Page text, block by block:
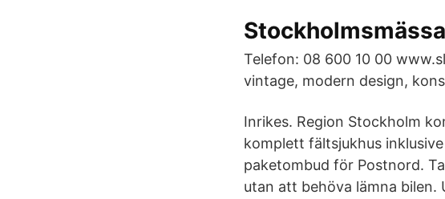
Telefon: 08 600 10 00
vintage, modern design,
Inrikes. Region Stockholm
komplett fältsjukhus
paketombud för Postnord.
utan att behöva lämna bilen.